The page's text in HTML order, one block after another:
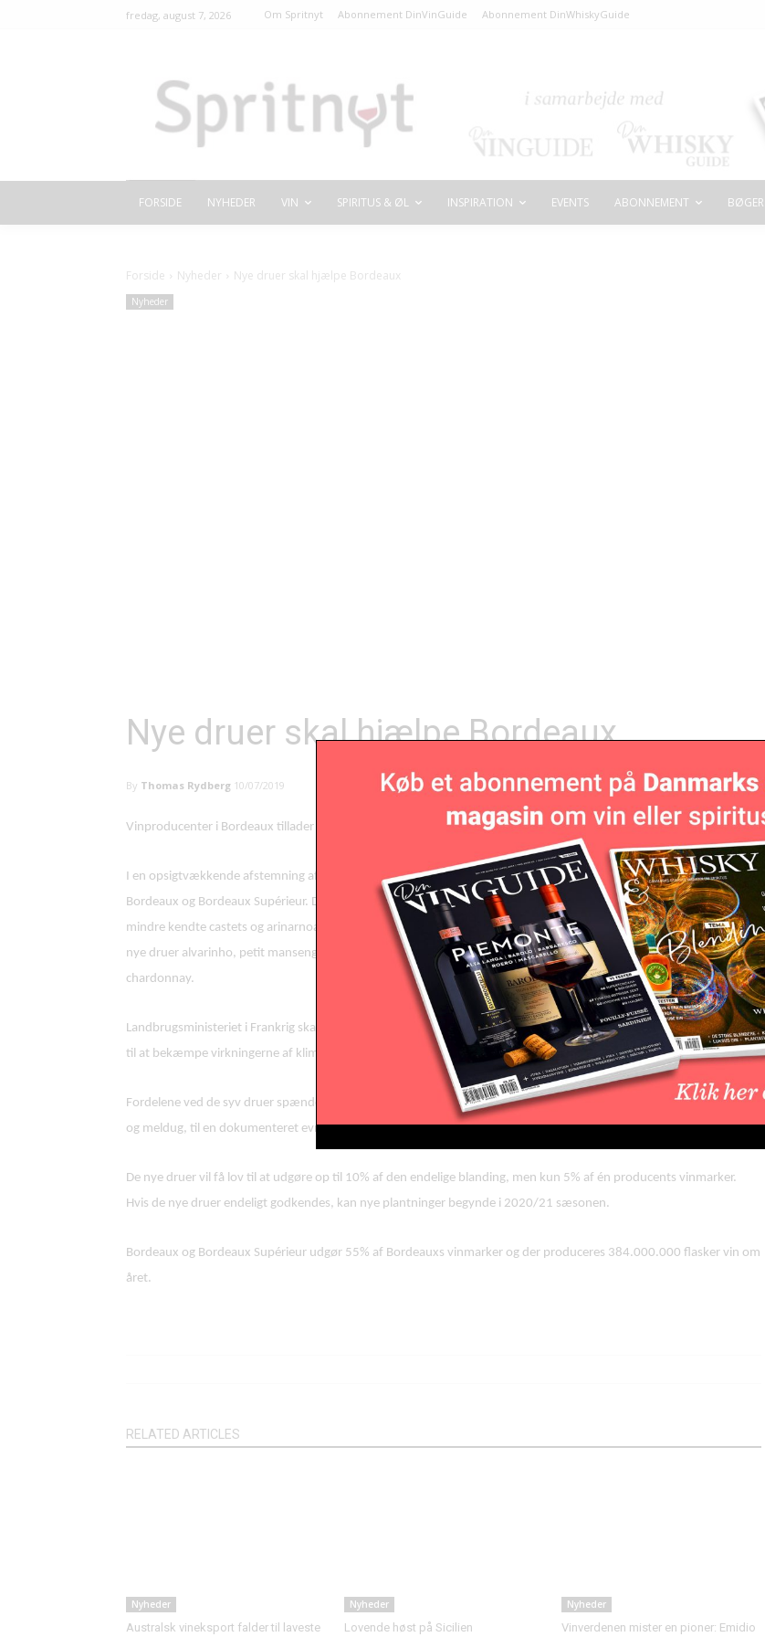
fredag, august 7, 2026 Om Spritnyt Abonnement DinVinGuide Abonnement DinWhiskyGuide
FORSIDE NYHEDER VIN SPIRITUS & ØL INSPIRATION EVENTS ABONNEMENT BØGER
Forside Nyheder Nye druer skal hjælpe Bordeaux
Nyheder
Nye druer skal hjælpe Bordeaux
By Thomas Rydberg 10/07/2019
Vinproducenter i Bordeaux tillader nye druer grundet klimaændringer
I en opsigtvækkende afstemning af producenterne i Bordeaux godkendt syv nye druersorter der kan benyttes til
Bordeaux og Bordeaux Supérieur. De syv varianter omfatter marselan og portugisiske touriga nacional, plus de
mindre kendte castets og arinarnoa, som er en krydsning mellem tannat og cabernet Sauvignon. For hvidvin er de
nye druer alvarinho, petit manseng og liliorila, som blev lavet i 1950 ‘ erne efter en krydsning af barok og
chardonnay.
Landbrugsministeriet i Frankrig skal stadig godkende planen endeligt, men det er et potentielt banebrydende skridt
til at bekæmpe virkningerne af klimaforandringerne.
Fordelene ved de syv druer spænder fra relativt god naturlig resistens over for specifikke sygdomme, såsom grey rot
og meldug, til en dokumenteret evne til at klare varmere forhold.
De nye druer vil få lov til at udgøre op til 10% af den endelige blanding, men kun 5% af én producents vinmarker.
Hvis de nye druer endeligt godkendes, kan nye plantninger begynde i 2020/21 sæsonen.
Bordeaux og Bordeaux Supérieur udgør 55% af Bordeauxs vinmarker og der produceres 384.000.000 flasker vin om
året.
RELATED ARTICLES
Nyheder
Australsk vineksport falder til laveste
Nyheder
Lovende høst på Sicilien
Nyheder
Vinverdenen mister en pioner: Emidio